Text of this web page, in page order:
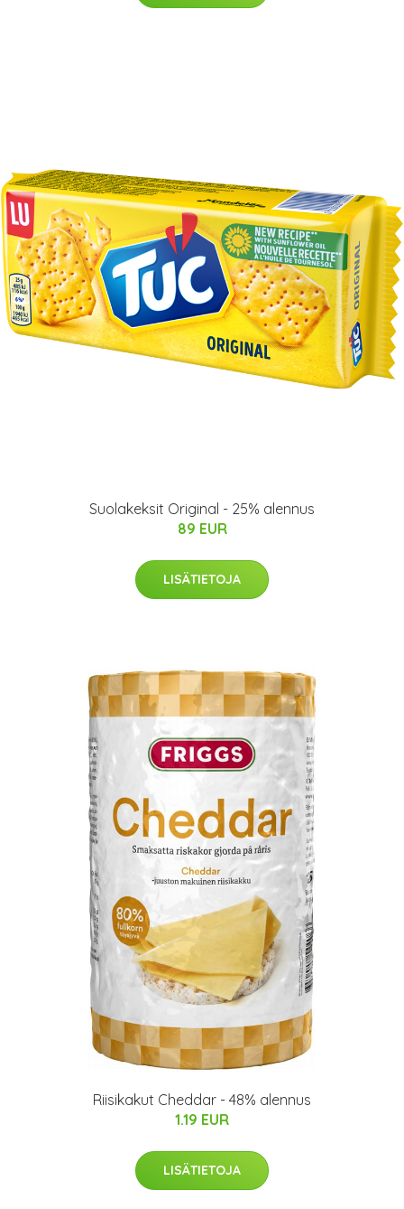
Suolakeksit Original - 25% alennus
89 EUR
LISÄTIETOJA
Riisikakut Cheddar - 48% alennus
1.19 EUR
LISÄTIETOJA